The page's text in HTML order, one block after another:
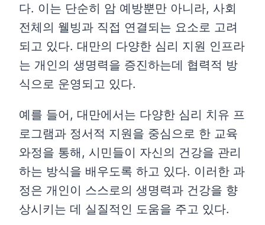
다. 이는 단순히 암 예방뿐만 아니라, 사회
전체의 웰빙과 직접 연결되는 요소로 고려
되고 있다. 대만의 다양한 심리 지원 인프라
는 개인의 생명력을 증진하는데 협력적 방
식으로 운영되고 있다.
예를 들어, 대만에서는 다양한 심리 치유 프
로그램과 정서적 지원을 중심으로 한 교육
와정을 통해, 시민들이 자신의 건강을 관리
하는 방식을 배우도록 하고 있다. 이러한 과
정은 개인이 스스로의 생명력과 건강을 향
상시키는 데 실질적인 도움을 주고 있다.